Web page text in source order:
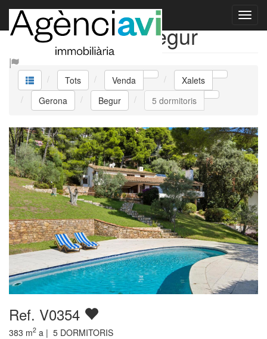
Venda Xalets Begur
Tots Venda
Xalets
Gerona
Begur 5 dormitoris
Ref. V0354
383 m2 a | 5 DORMITORIS